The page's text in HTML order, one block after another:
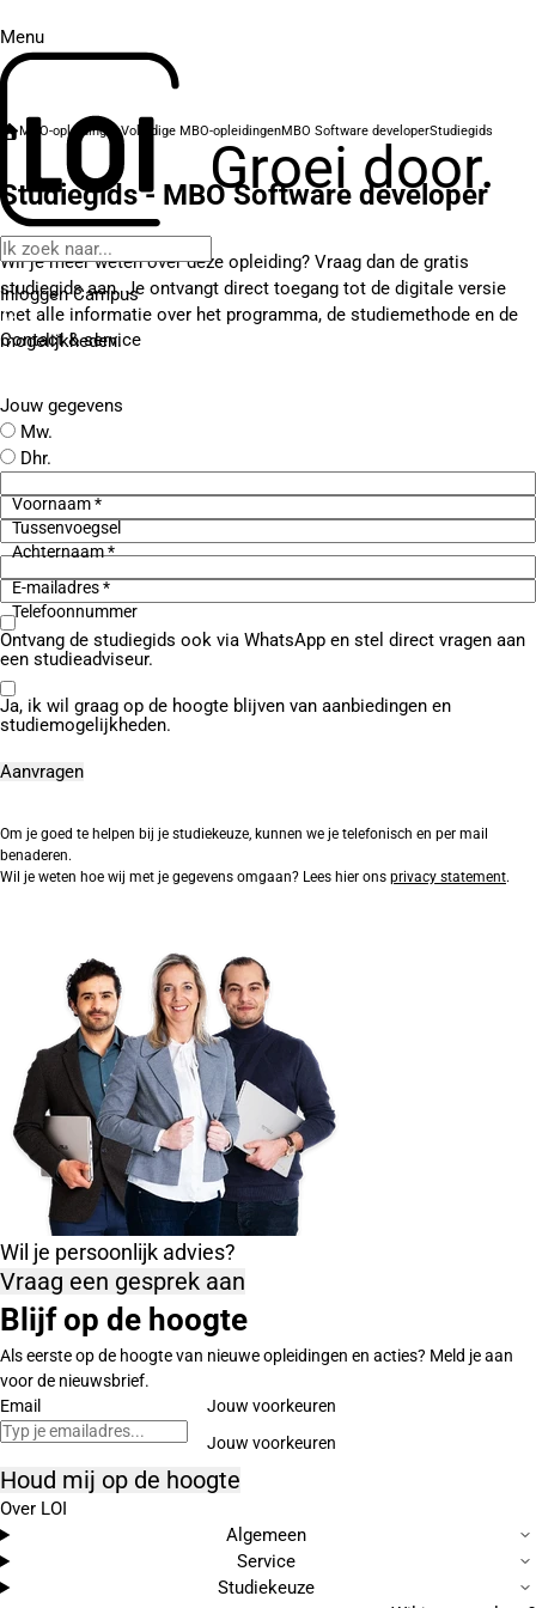
Menu
Groei door.
Inloggen Campus
Contact& service
MBO-opleidingenVolledige MBO-opleidingenMBO Software developerStudiegids
Studiegids - MBO Software developer
Wil je meer weten over deze opleiding? Vraag dan de gratis
studiegids aan. Je ontvangt direct toegang tot de digitale versie
met alle informatie over het programma, de studiemethode en de
mogelijkheden.
Jouw gegevens
Mw.
Dhr.
Voornaam *
Tussenvoegsel
Achternaam *
E-mailadres *
Telefoonnummer
Ontvang de studiegids ook via WhatsApp en stel direct vragen aan
een studieadviseur.
Ja, ik wil graag op de hoogte blijven van aanbiedingen en
studiemogelijkheden.
Om je goed te helpen bij je studiekeuze, kunnen we je telefonisch en per mail
benaderen.
Wil je weten hoe wij met je gegevens omgaan? Lees hier ons privacy statement.
Wil je persoonlijk advies?
Vraag een gesprek aan
Blijf op de hoogte
Als eerste op de hoogte van nieuwe opleidingen en acties? Meld je aan
voor de nieuwsbrief.
Email
Jouw voorkeuren
Houd mij op de hoogte
Over LOI
Algemeen
Service
Studiekeuze